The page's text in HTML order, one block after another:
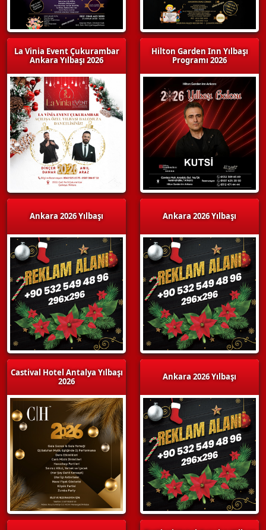
La Vinia Event Çukurambar
Ankara Yılbaşı 2026
Ankara 2026 Yılbaşı
Castival Hotel Antalya Yılbaşı
2026
Hilton Garden Inn Yılbaşı
Programı 2026
Ankara 2026 Yılbaşı
Ankara 2026 Yılbaşı